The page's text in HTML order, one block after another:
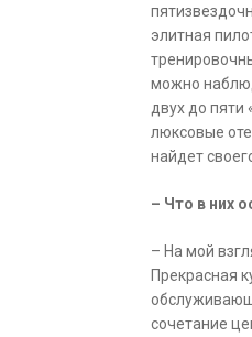
элитная
можно
двух до пяти
люксовые
найдет
– Что в них
– На мой
Прекрасная
сочетание